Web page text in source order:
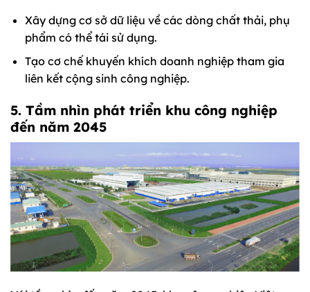
Xây dựng cơ sở dữ liệu về các dòng chất thải, phụ
phẩm có thể tái sử dụng.
Tạo cơ chế khuyến khích doanh nghiệp tham gia
liên kết cộng sinh công nghiệp.
5. Tầm nhìn phát triển khu công nghiệp
đến năm 2045